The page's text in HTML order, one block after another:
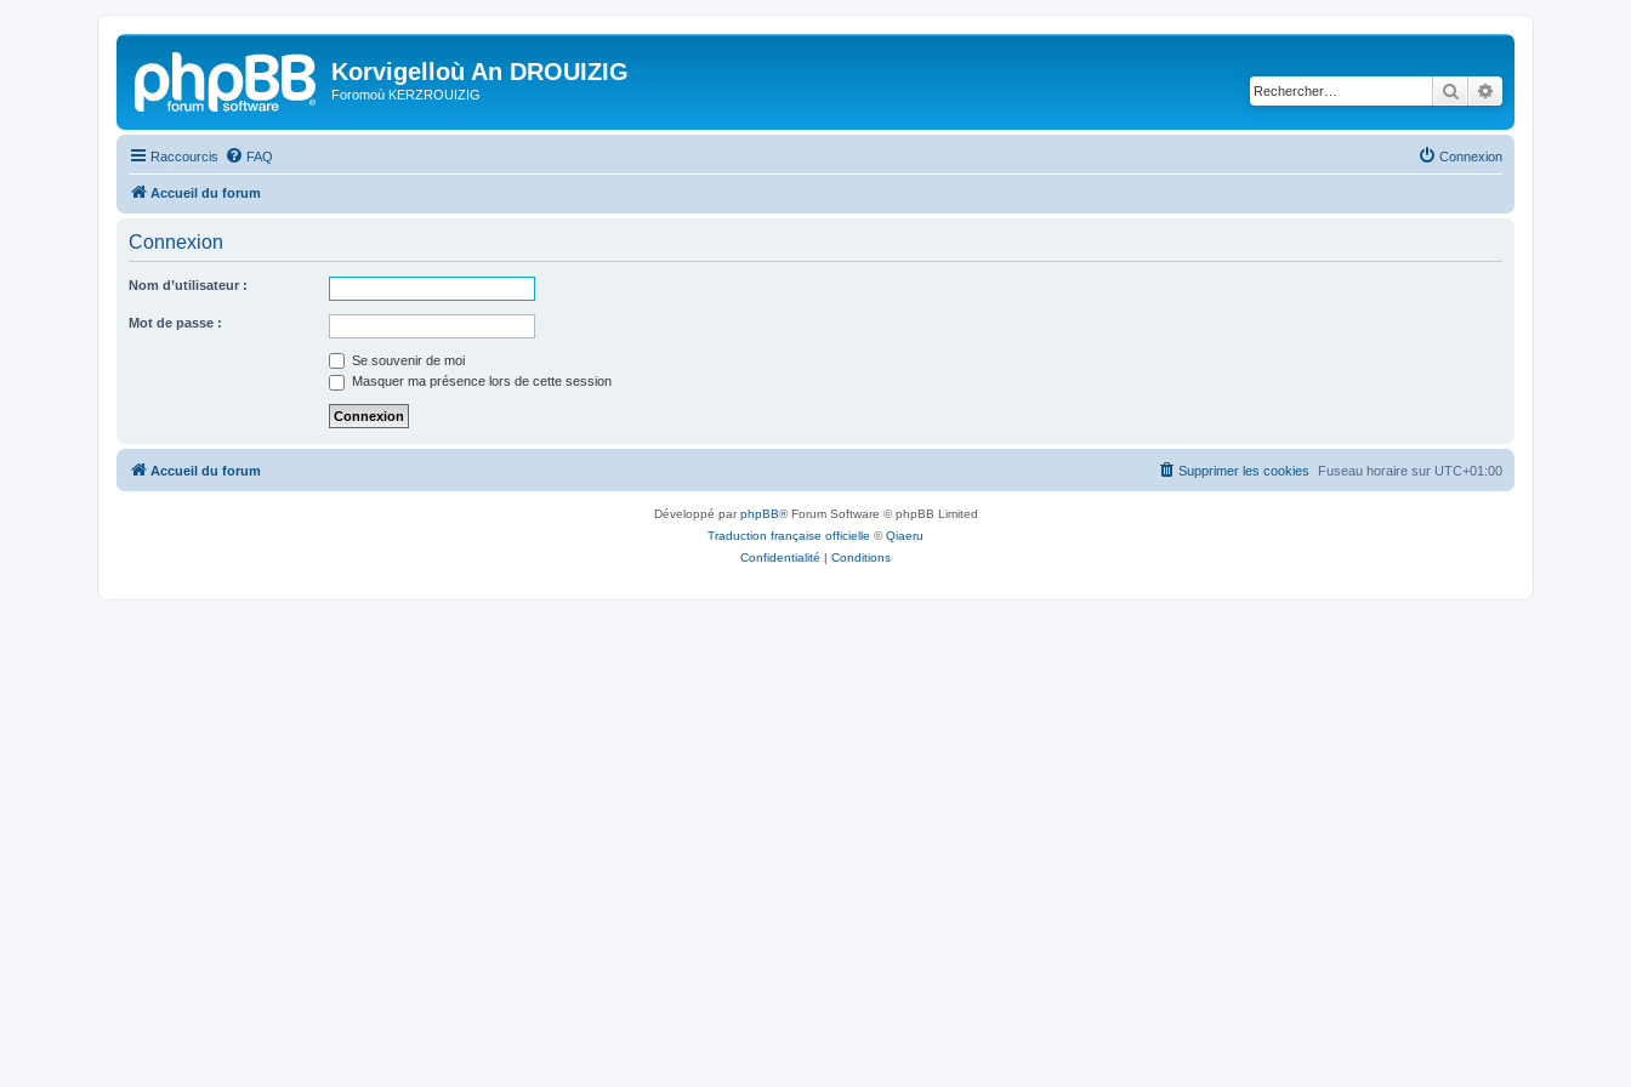
Korvigelloù An DROUIZIG
Foromoù KERZROUIZIG Rechercher
Raccourcis FAQ Connexion
Accueil du forum
Connexion
Nom d’utilisateur :
Mot de passe :
Se souvenir de moi
Masquer ma présence lors de cette session
Accueil du forum Fuseau horaire sur UTC+01:00
Supprimer les cookies
Développé parphpBB® Forum Software © phpBB Limited
Traduction française officielle ©Qiaeru
Confidentialité | Conditions